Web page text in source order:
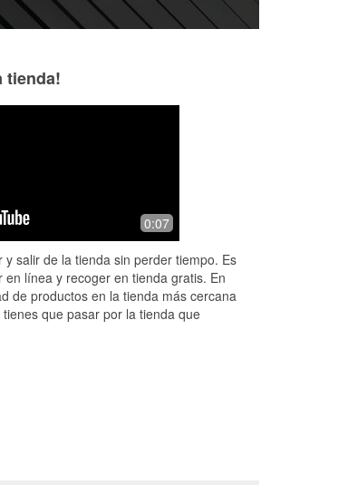
tienda!
0:07
salir de la tienda sin perder tiempo. Es
línea y recoger en tienda gratis. En
de productos en la tienda más cercana
que pasar por la tienda que